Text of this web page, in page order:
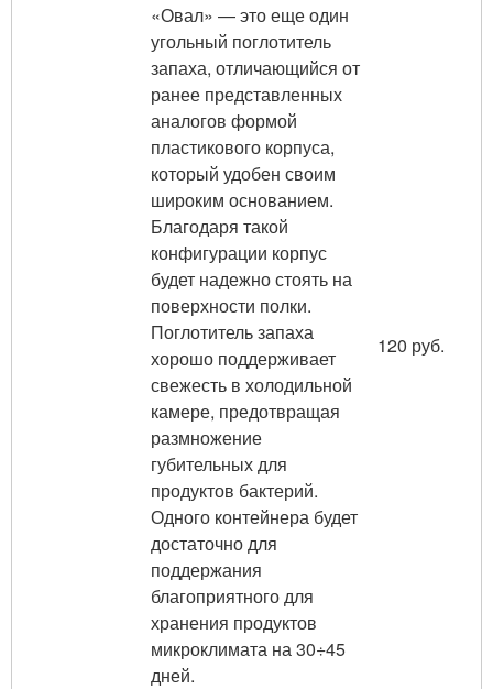
«Овал» — это еще один
угольный поглотитель
запаха, отличающийся от
ранее представленных
аналогов формой
пластикового корпуса,
который удобен своим
широким основанием.
Благодаря такой
конфигурации корпус
будет надежно стоять на
поверхности полки.
Поглотитель запаха
хорошо поддерживает
свежесть в холодильной
камере, предотвращая
размножение
губительных для
продуктов бактерий.
Одного контейнера будет
достаточно для
поддержания
благоприятного для
хранения продуктов
микроклимата на 30÷45
дней.
120 руб.